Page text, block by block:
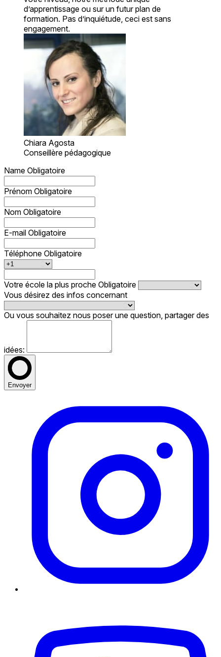
d’apprentissage ou sur un futur plan de
formation. Pas d’inquiétude, ceci est sans
engagement.
Chiara Agosta
Conseillère pédagogique
Name Obligatoire
Prénom Obligatoire
Nom Obligatoire
E-mail Obligatoire
Téléphone Obligatoire
Votre école la plus proche Obligatoire
Vous désirez des infos concernant
Ou vous souhaitez nous poser une question, partager des
idées:
Envoyer